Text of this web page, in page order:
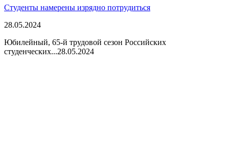
Студенты намерены изрядно потрудиться
28.05.2024
Юбилейный, 65-й трудовой сезон Российских
студенческих...28.05.2024